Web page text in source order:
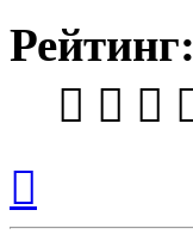
Рейтинг:
началу